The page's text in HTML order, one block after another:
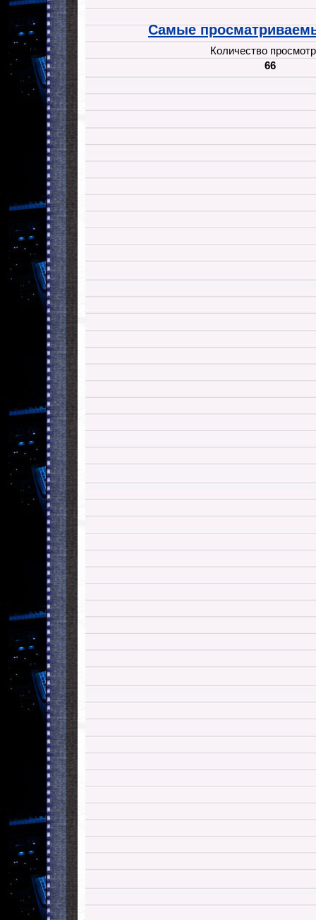
Самые
Количество
66